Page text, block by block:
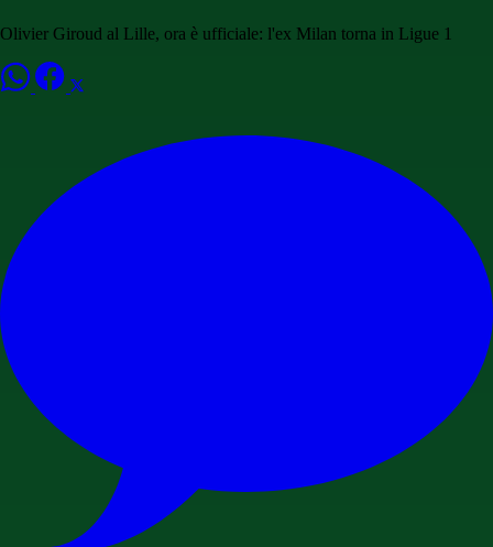
Olivier Giroud al Lille, ora è ufficiale: l'ex Milan torna in Ligue 1